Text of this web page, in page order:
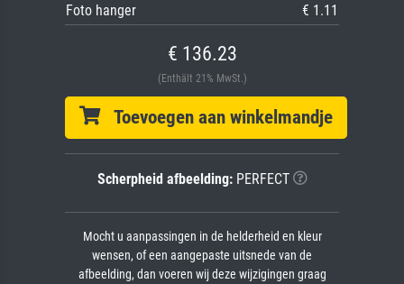
Foto hanger
€ 1.11
€ 136.23
(Enthält 21% MwSt.)
Toevoegen aan winkelmandje
Scherpheid afbeelding:PERFECT
Mocht u aanpassingen in de helderheid en kleur
wensen, of een aangepaste uitsnede van de
afbeelding, dan voeren wij deze wijzigingen graag